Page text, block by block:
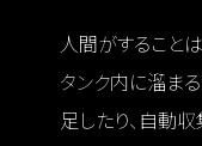
人間がすること
タンク内に溜ま
足したり、自動